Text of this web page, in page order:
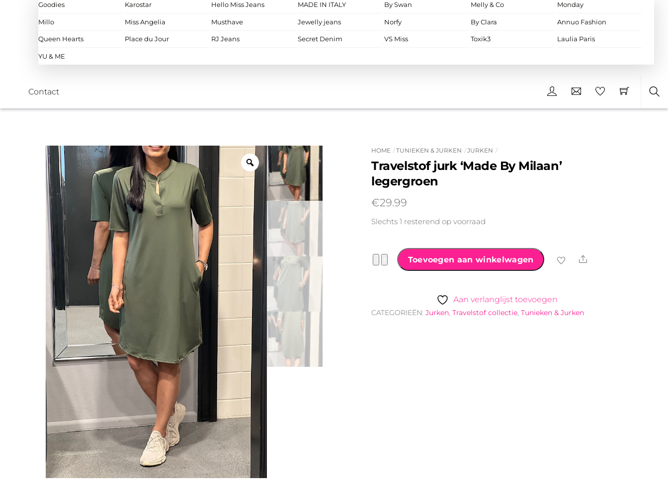
Goodies Karostar Hello Miss Jeans MADE IN ITALY By Swan Melly & Co Monday
Millo Miss Angelia Musthave Jewelly jeans Norfy By Clara Annuo Fashion
Queen Hearts Place du Jour RJ Jeans Secret Denim VS Miss Toxik3 Laulia Paris
YU & ME
Contact
HOME TUNIEKEN & JURKEN JURKEN
Travelstof jurk ‘Made By Milaan’
legergroen
€29.99
Slechts 1 resterend op voorraad
Travelstof
Milaan'
Toevoegen aan winkelwagen Share
Aan verlanglijst toevoegen
CATEGORIEËN:Jurken,Travelstof collectie,Tunieken & Jurken